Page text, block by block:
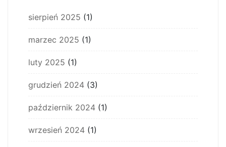
sierpień 2025 (1)
marzec 2025 (1)
luty 2025 (1)
grudzień 2024 (3)
październik 2024 (1)
wrzesień 2024 (1)